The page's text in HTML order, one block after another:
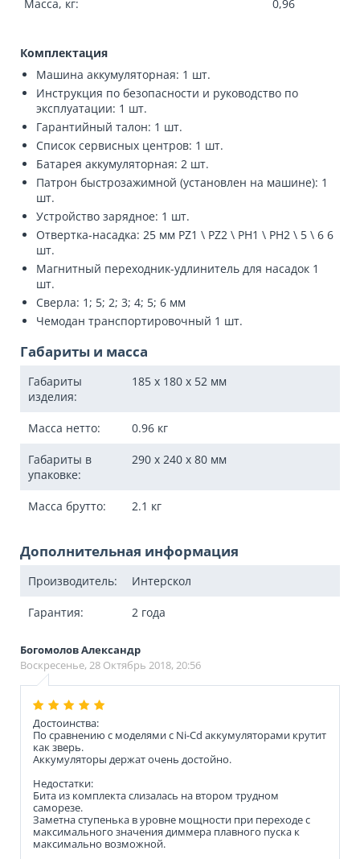
Масса, кг: 0,96
Комплектация
Машина аккумуляторная: 1 шт.
Инструкция по безопасности и руководство по
эксплуатации: 1 шт.
Гарантийный талон: 1 шт.
Список сервисных центров: 1 шт.
Батарея аккумуляторная: 2 шт.
Патрон быстрозажимной (установлен на машине): 1
шт.
Устройство зарядное: 1 шт.
Отвертка-насадка: 25 мм PZ1 \ PZ2 \ PH1 \ PH2 \ 5 \ 6 6
шт.
Магнитный переходник-удлинитель для насадок 1
шт.
Сверла: 1; 5; 2; 3; 4; 5; 6 мм
Чемодан транспортировочный 1 шт.
Габариты и масса
Габариты
изделия:
185 x 180 x 52 мм
Масса нетто: 0.96 кг
Габариты в
упаковке:
290 x 240 x 80 мм
Масса брутто: 2.1 кг
Дополнительная информация
Производитель: Интерскол
Гарантия: 2 года
Богомолов Александр
Воскресенье, 28 Октябрь 2018, 20:56
Достоинства:
По сравнению с моделями с Ni-Cd аккумуляторами крутит
как зверь.
Аккумуляторы держат очень достойно.
Недостатки:
Бита из комплекта слизалась на втором трудном
саморезе.
Заметна ступенька в уровне мощности при переходе с
максимального значения диммера плавного пуска к
максимально возможной.